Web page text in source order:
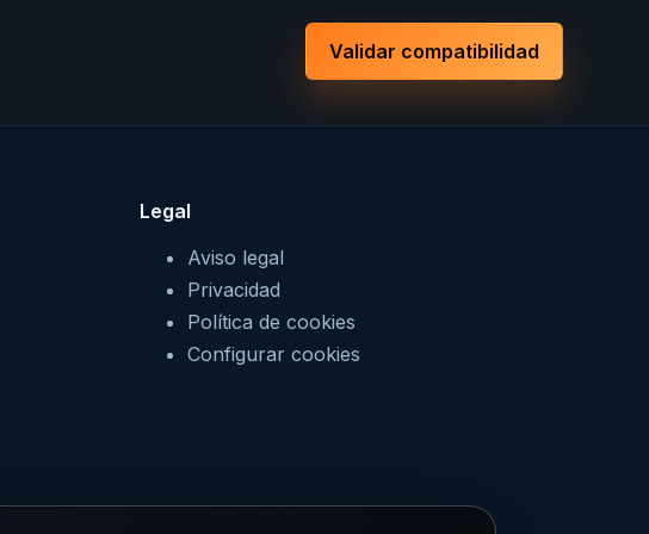
Validar compatibilidad
Legal
Aviso legal
Privacidad
Política de cookies
Configurar cookies